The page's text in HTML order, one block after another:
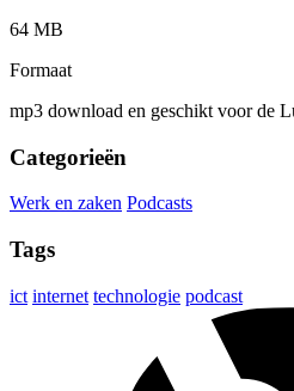
64 MB
Formaat
mp3 download en geschikt voor de
Categorieën
Werk en zaken Podcasts
Tags
ict internet technologie podcast